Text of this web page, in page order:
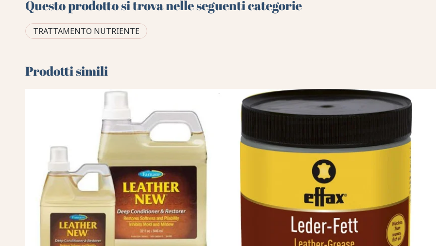
Questo prodotto si trova nelle seguenti categorie
TRATTAMENTO NUTRIENTE
Prodotti simili